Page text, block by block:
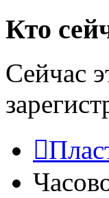
Кто
Сейчас